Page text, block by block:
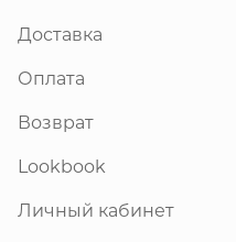
Доставка
Оплата
Возврат
Lookbook
Личный кабинет